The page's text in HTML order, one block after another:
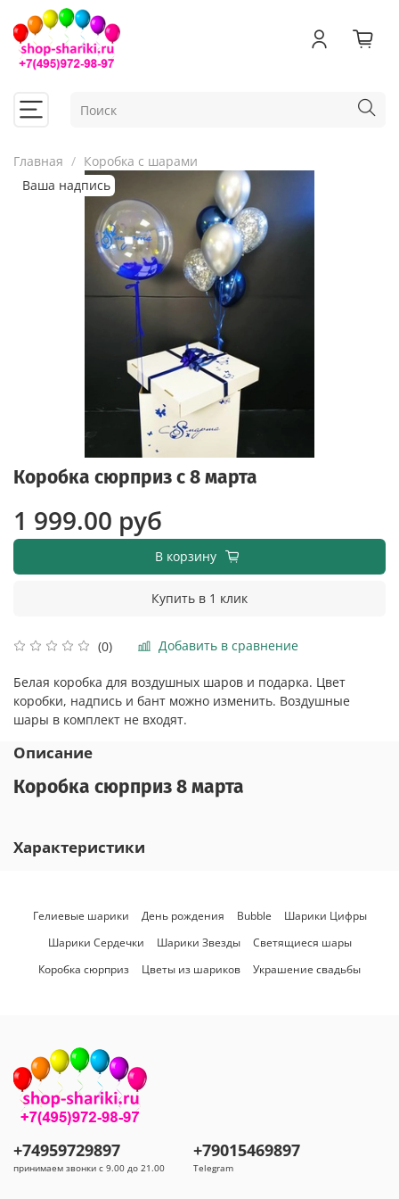
Главная
Коробка с шарами
Ваша надпись
Коробка сюрприз с 8 марта
(0) Добавить в сравнение
1 999.00 руб
В корзину
Купить в 1 клик
Белая коробка для воздушных шаров и подарка. Цвет
коробки, надпись и бант можно изменить. Воздушные
шары в комплект не входят.
Описание
Коробка сюрприз 8 марта
Характеристики
Гелиевые шарики День рождения Bubble
Шарики Цифры
Шарики Сердечки
Шарики Звезды
Светящиеся шары
Коробка сюрприз
Цветы из шариков Украшение свадьбы
+74959729897
принимаем звонки с 9.00 до 21.00
+79015469897
Telegram